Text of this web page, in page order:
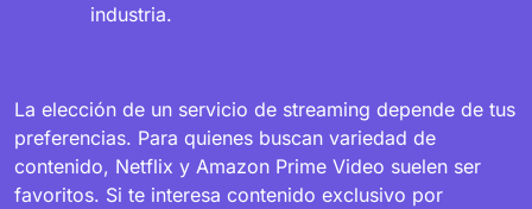
industria.
La elección de un servicio de streaming depende de tus
preferencias. Para quienes buscan variedad de
contenido, Netflix y Amazon Prime Video suelen ser
favoritos. Si te interesa contenido exclusivo por